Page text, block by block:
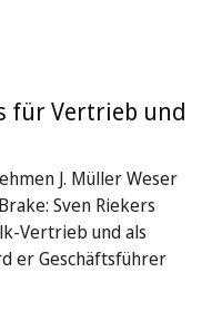
für Vertrieb und
J. Müller Weser
Sven Riekers
Vertrieb und als
er Geschäftsführer